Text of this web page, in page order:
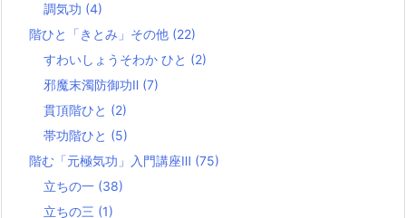
調気功 (4)
階ひと「きとみ」その他 (22)
すわいしょうそわか ひと (2)
邪魔末濁防御功Ⅱ (7)
貫頂階ひと (2)
帯功階ひと (5)
階む「元極気功」入門講座Ⅲ (75)
立ちの一 (38)
立ちの三 (1)